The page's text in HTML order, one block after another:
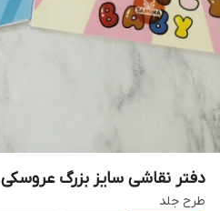
دفتر نقاشی سایز بزرگ عروسکی
طرح جلد